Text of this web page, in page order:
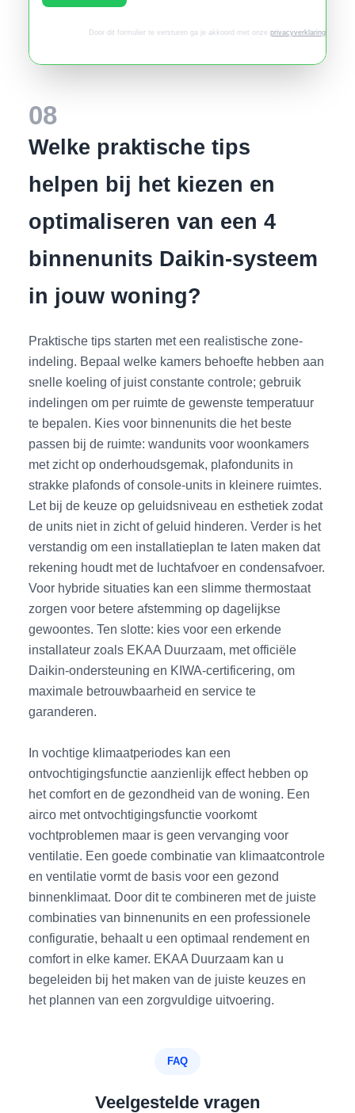
Door dit formulier te versturen ga je akkoord met onze privacyverklaring.
08
Welke praktische tips
helpen bij het kiezen en
optimaliseren van een 4
binnenunits Daikin-systeem
in jouw woning?
Praktische tips starten met een realistische zone-
indeling. Bepaal welke kamers behoefte hebben aan
snelle koeling of juist constante controle; gebruik
indelingen om per ruimte de gewenste temperatuur
te bepalen. Kies voor binnenunits die het beste
passen bij de ruimte: wandunits voor woonkamers
met zicht op onderhoudsgemak, plafondunits in
strakke plafonds of console-units in kleinere ruimtes.
Let bij de keuze op geluidsniveau en esthetiek zodat
de units niet in zicht of geluid hinderen. Verder is het
verstandig om een installatieplan te laten maken dat
rekening houdt met de luchtafvoer en condensafvoer.
Voor hybride situaties kan een slimme thermostaat
zorgen voor betere afstemming op dagelijkse
gewoontes. Ten slotte: kies voor een erkende
installateur zoals EKAA Duurzaam, met officiële
Daikin-ondersteuning en KIWA-certificering, om
maximale betrouwbaarheid en service te
garanderen.
In vochtige klimaatperiodes kan een
ontvochtigingsfunctie aanzienlijk effect hebben op
het comfort en de gezondheid van de woning. Een
airco met ontvochtigingsfunctie voorkomt
vochtproblemen maar is geen vervanging voor
ventilatie. Een goede combinatie van klimaatcontrole
en ventilatie vormt de basis voor een gezond
binnenklimaat. Door dit te combineren met de juiste
combinaties van binnenunits en een professionele
configuratie, behaalt u een optimaal rendement en
comfort in elke kamer. EKAA Duurzaam kan u
begeleiden bij het maken van de juiste keuzes en
het plannen van een zorgvuldige uitvoering.
FAQ
Veelgestelde vragen